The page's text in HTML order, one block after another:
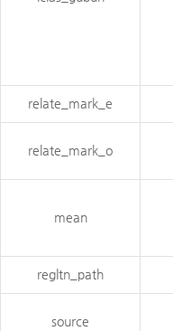
relate_mark_e
relate_mark_o
mean
regltn_path
source